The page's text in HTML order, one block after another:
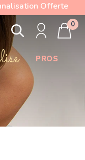
Offerte
PROS
0